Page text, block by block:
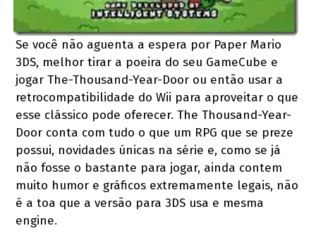
Se você não aguenta a espera por Paper Mario
3DS, melhor tirar a poeira do seu GameCube e
jogar The-Thousand-Year-Door ou então usar a
retrocompatibilidade do Wii para aproveitar o que
esse clássico pode oferecer. The Thousand-Year-
Door conta com tudo o que um RPG que se preze
possui, novidades únicas na série e, como se já
não fosse o bastante para jogar, ainda contem
muito humor e gráficos extremamente legais, não
é a toa que a versão para 3DS usa e mesma
engine.